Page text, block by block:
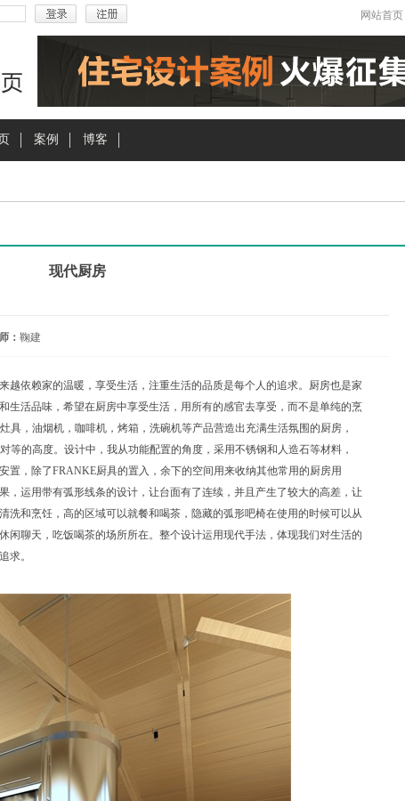
网站首页|
案例 博客
现代厨房
： 鞠建
越依赖家的温暖，享受生活，注重生活的品质是每个人的追求。厨房也是家
生活品味，希望在厨房中享受生活，用所有的感官去享受，而不是单纯的烹
具，油烟机，咖啡机，烤箱，洗碗机等产品营造出充满生活氛围的厨房，
等的高度。设计中，我从功能配置的角度，采用不锈钢和人造石等材料，
置，除了FRANKE厨具的置入，余下的空间用来收纳其他常用的厨房用
，运用带有弧形线条的设计，让台面有了连续，并且产生了较大的高差，让
洗和烹饪，高的区域可以就餐和喝茶，隐藏的弧形吧椅在使用的时候可以从
闲聊天，吃饭喝茶的场所所在。整个设计运用现代手法，体现我们对生活的
求。